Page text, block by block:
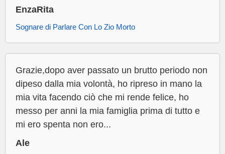
EnzaRita
Sognare di Parlare Con Lo Zio Morto
Grazie,dopo aver passato un brutto periodo non
dipeso dalla mia volontà, ho ripreso in mano la
mia vita facendo ciò che mi rende felice, ho
messo per anni la mia famiglia prima di tutto e
mi ero spenta non ero...
Ale